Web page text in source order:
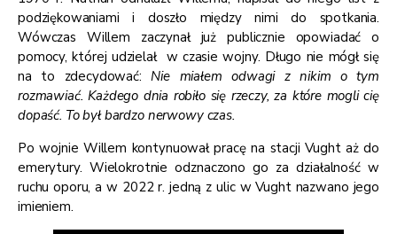
podziękowaniami i doszło między nimi do spotkania.
Wówczas Willem zaczynał już publicznie opowiadać o
pomocy, której udzielał w czasie wojny. Długo nie mógł się
na to zdecydować:Nie miałem odwagi z nikim o tym
rozmawiać. Każdego dnia robiło się rzeczy, za które mogli cię
dopaść. To był bardzo nerwowy czas.
Po wojnie Willem kontynuował pracę na stacji Vught aż do
emerytury. Wielokrotnie odznaczono go za działalność w
ruchu oporu, a w 2022 r. jedną z ulic w Vught nazwano jego
imieniem.